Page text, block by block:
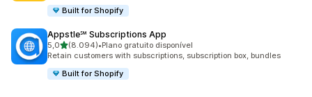
Built for Shopify
Appstle℠ Subscriptions App
5,0de 5 estrelas
(8.094)
8094 total de avaliações
•Plano gratuito disponível
Retain customers with subscriptions, subscription box, bundles
Built for Shopify